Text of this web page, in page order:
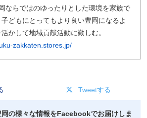
ならではのゆったりとした環境を家族で
どもにとってもより良い豊岡になるよ
かして地域貢献活動に勤しむ。
zakkaten.stores.jp/
Tweetする
の様々な情報をFacebookでお届けしま